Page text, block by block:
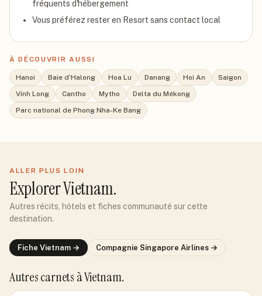
fréquents d'hébergement
Vous préférez rester en Resort sans contact local
À DÉCOUVRIR AUSSI
Hanoi Baie d'Halong Hoa Lu Danang Hoi An
Saigon
Vinh Long
Cantho Mytho
Delta du Mékong
Parc national de Phong Nha-Ke Bang
ALLER PLUS LOIN
ExplorerVietnam.
Autres récits, hôtels et fiches communauté sur cette
destination.
Fiche Vietnam → Compagnie Singapore Airlines →
Autres carnets à Vietnam.